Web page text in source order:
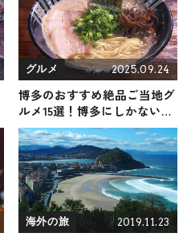
グルメ 2025.09.24
博多のおすすめ絶品ご当地グ
ルメ15選！博多にしかない名
物から人気の名店14選も紹介
海外の旅 2019.11.23